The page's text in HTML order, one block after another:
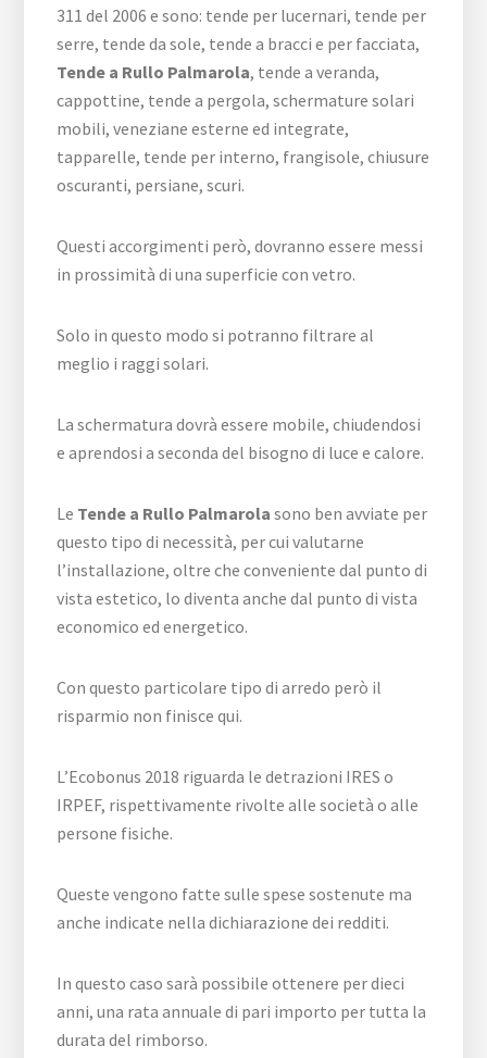
311 del 2006 e sono: tende per lucernari, tende per
serre, tende da sole, tende a bracci e per facciata,
Tende a Rullo Palmarola, tende a veranda,
cappottine, tende a pergola, schermature solari
mobili, veneziane esterne ed integrate,
tapparelle, tende per interno, frangisole, chiusure
oscuranti, persiane, scuri.
Questi accorgimenti però, dovranno essere messi
in prossimità di una superficie con vetro.
Solo in questo modo si potranno filtrare al
meglio i raggi solari.
La schermatura dovrà essere mobile, chiudendosi
e aprendosi a seconda del bisogno di luce e calore.
Le Tende a Rullo Palmarola sono ben avviate per
questo tipo di necessità, per cui valutarne
l’installazione, oltre che conveniente dal punto di
vista estetico, lo diventa anche dal punto di vista
economico ed energetico.
Con questo particolare tipo di arredo però il
risparmio non finisce qui.
L’Ecobonus 2018 riguarda le detrazioni IRES o
IRPEF, rispettivamente rivolte alle società o alle
persone fisiche.
Queste vengono fatte sulle spese sostenute ma
anche indicate nella dichiarazione dei redditi.
In questo caso sarà possibile ottenere per dieci
anni, una rata annuale di pari importo per tutta la
durata del rimborso.